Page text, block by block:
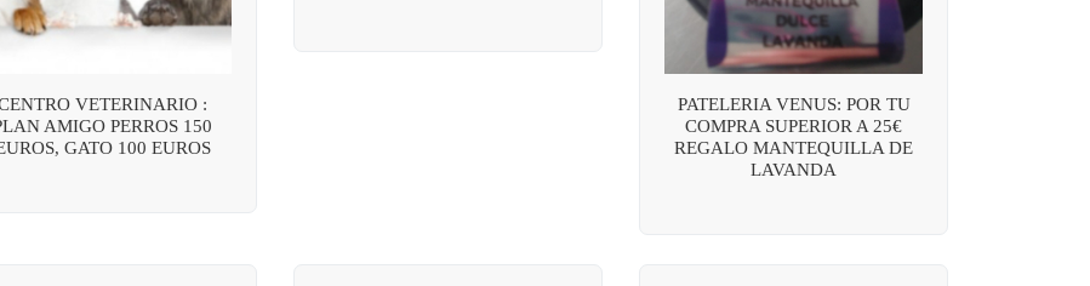
VETERINARIO :
AMIGO PERROS 150
GATO 100 EUROS
PATELERIA VENUS: POR TU
COMPRA SUPERIOR A 25€
REGALO MANTEQUILLA DE
LAVANDA